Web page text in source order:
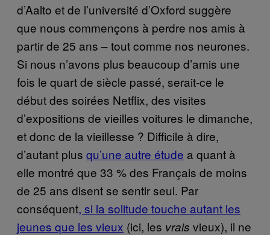
d’Aalto et de l’université d’Oxford suggère
que nous commençons à perdre nos amis à
partir de 25 ans – tout comme nos neurones.
Si nous n’avons plus beaucoup d’amis une
fois le quart de siècle passé, serait-ce le
début des soirées Netflix, des visites
d’expositions de vieilles voitures le dimanche,
et donc de la vieillesse ? Difficile à dire,
d’autant plus qu’une autre étude a quant à
elle montré que 33 % des Français de moins
de 25 ans disent se sentir seul. Par
conséquent, si la solitude touche autant les
jeunes que les vieux (ici, les vrais vieux), il ne